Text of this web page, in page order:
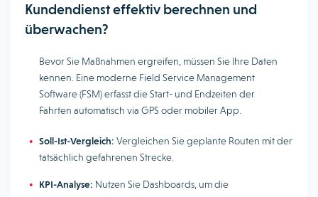
Kundendienst effektiv berechnen und
überwachen?
Bevor Sie Maßnahmen ergreifen, müssen Sie Ihre Daten
kennen. Eine moderne Field Service Management
Software (FSM) erfasst die Start- und Endzeiten der
Fahrten automatisch via GPS oder mobiler App.
Soll-Ist-Vergleich: Vergleichen Sie geplante Routen mit der
tatsächlich gefahrenen Strecke.
KPI-Analyse: Nutzen Sie Dashboards, um die